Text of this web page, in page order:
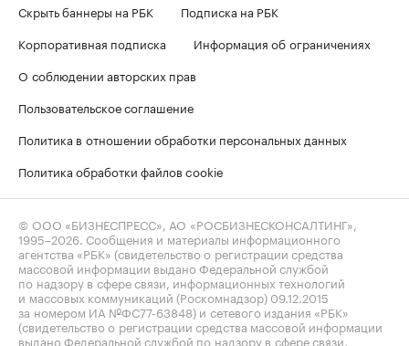
Скрыть баннеры на РБК
Подписка на РБК
Корпоративная подписка
Информация об ограничениях
О соблюдении авторских прав
Пользовательское соглашение
Политика в отношении обработки персональных данных
Политика обработки файлов cookie
© ООО «БИЗНЕСПРЕСС», АО «РОСБИЗНЕСКОНСАЛТИНГ»,
1995–2026 . Сообщения и материалы информационного
агентства «РБК» (свидетельство о регистрации средства
массовой информации выдано Федеральной службой
по надзору в сфере связи, информационных технологий
и массовых коммуникаций (Роскомнадзор) 09.12.2015
за номером ИА №ФС77-63848) и сетевого издания «РБК»
(свидетельство о регистрации средства массовой информации
выдано Федеральной службой по надзору в сфере связи,